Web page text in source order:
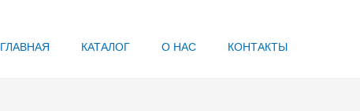
ГЛАВНАЯ КАТАЛОГ О НАС КОНТАКТЫ